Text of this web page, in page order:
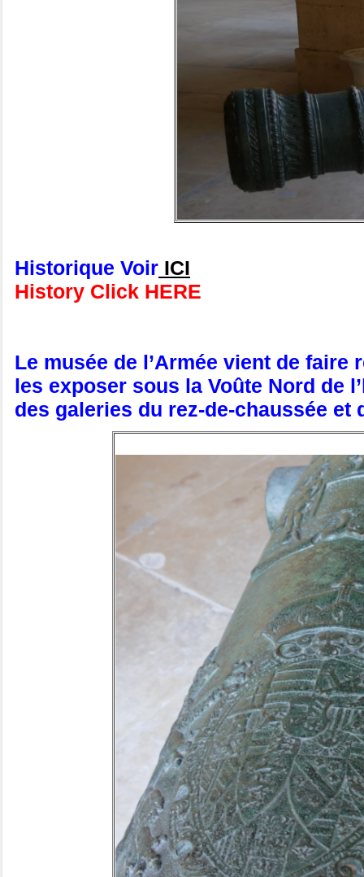
Historique Voir ICI
History Click HERE
Le musée de l’Armée vient de
les exposer sous la Voûte Nord de
des galeries du rez-de-chaussée et